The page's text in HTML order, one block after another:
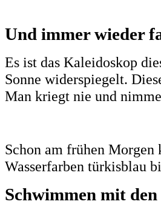
Und immer wieder
Es ist das Kaleidoskop
Sonne widerspiegelt.
Man kriegt nie und
Schon am frühen
Wasserfarben türkisblau
Schwimmen mit